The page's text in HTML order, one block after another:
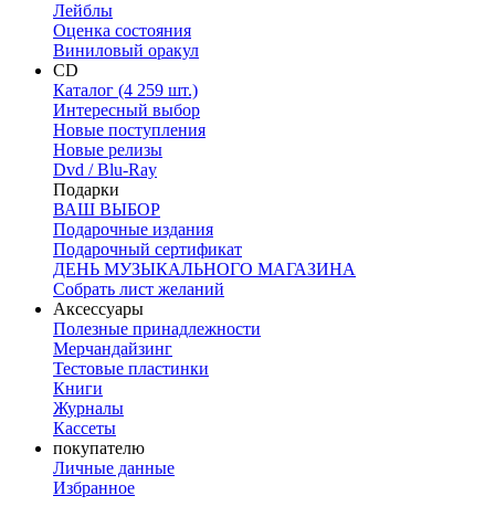
Лейблы
Оценка состояния
Виниловый оракул
CD
Каталог (4 259 шт.)
Интересный выбор
Новые поступления
Новые релизы
Dvd / Blu-Ray
Подарки
ВАШ ВЫБОР
Подарочные издания
Подарочный сертификат
ДЕНЬ МУЗЫКАЛЬНОГО МАГАЗИНА
Собрать лист желаний
Аксессуары
Полезные принадлежности
Мерчандайзинг
Тестовые пластинки
Книги
Журналы
Кассеты
покупателю
Личные данные
Избранное